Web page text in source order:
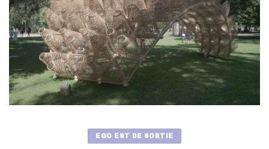
EGO EST DE SORTIE